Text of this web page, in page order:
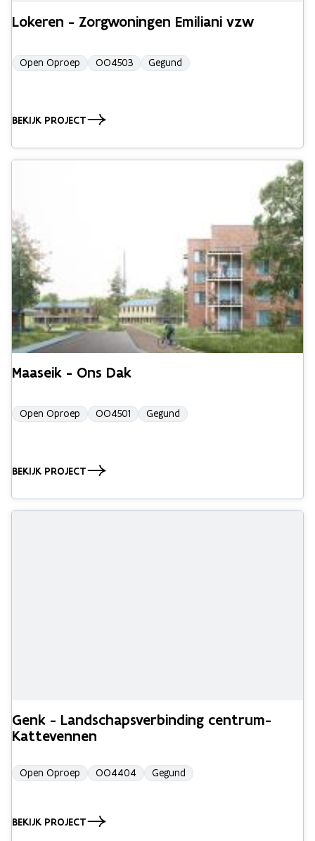
Lokeren - Zorgwoningen Emiliani vzw
Open Oproep OO4503 Gegund
BEKIJK PROJECT
Maaseik - Ons Dak
Open Oproep OO4501 Gegund
BEKIJK PROJECT
Genk - Landschapsverbinding centrum-
Kattevennen
Open Oproep OO4404 Gegund
BEKIJK PROJECT